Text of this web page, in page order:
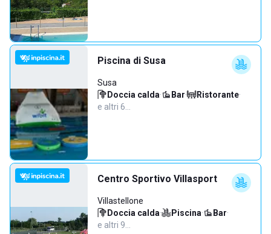
Piscina di Susa
Susa
Doccia calda· Bar· Ristorante·
e altri 6…
Centro Sportivo Villasport
Villastellone
Doccia calda· Piscina· Bar·
e altri 9…